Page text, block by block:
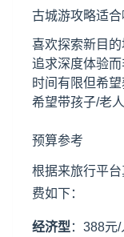
古城游攻略适合
喜欢探索新目
追求深度体验
时间有限但希
希望带孩子/老
预算参考
根据来旅行平
费如下：
经济型 ：388元/